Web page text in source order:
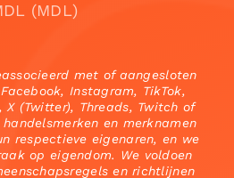
(MDL)
met of aangesloten
Instagram, TikTok,
X (Twitter), Threads, Twitch of
handelsmerken en merknamen
respectieve eigenaren, en we
op eigendom. We voldoen
en richtlijnen